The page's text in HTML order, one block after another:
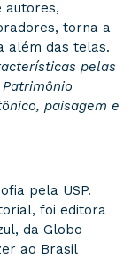
autores,
torna a
além das telas.
pelas
paisagem e
pela USP.
foi editora
da Globo
ao Brasil